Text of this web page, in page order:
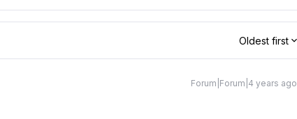
Oldest first
Forum|Forum|4 years ago